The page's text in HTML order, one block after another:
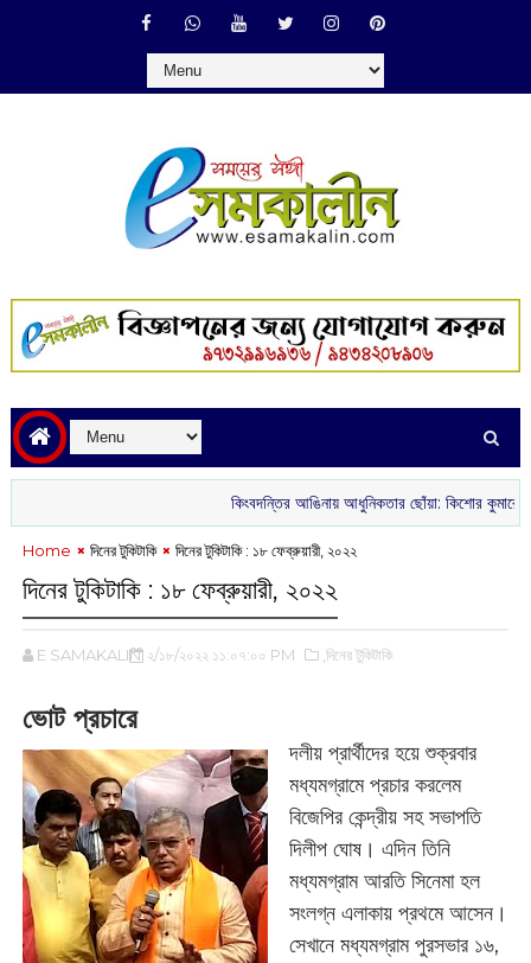
কিংবদন্তির আঙিনায় আধুনিকতার ছোঁয়া: কিশোর কুমারের ‘গৌরী
Home দিনের টুকিটাকি দিনের টুকিটাকি : ‌১৮ ফেব্রুয়ারী, ২০২২
দিনের টুকিটাকি : ‌১৮ ফেব্রুয়ারী, ২০২২
E SAMAKALIN ২/১৮/২০২২ ১১:০৭:০০ PM ,দিনের টুকিটাকি
ভোট প্রচারে
দলীয় প্রার্থীদের হয়ে শুক্রবার
মধ্যমগ্রামে প্রচার করলেম
বিজেপির কেন্দ্রীয় সহ সভাপতি
দিলীপ ঘোষ। এদিন তিনি
মধ্যমগ্রাম আরতি সিনেমা হল
সংলগ্ন এলাকায় প্রথমে আসেন।
সেখানে মধ্যমগ্রাম পুরসভার ১৬,